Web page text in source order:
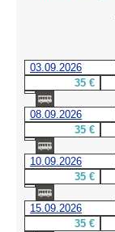
03.09.2026
35 €
08.09.2026
35 €
10.09.2026
35 €
15.09.2026
35 €